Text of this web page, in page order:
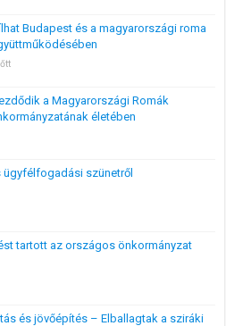
Budapest és a magyarországi roma
a Magyarországi Romák
életében
ügyfélfogadási szünetről
tartott az országos önkormányzat
és jövőépítés – Elballagtak a sziráki